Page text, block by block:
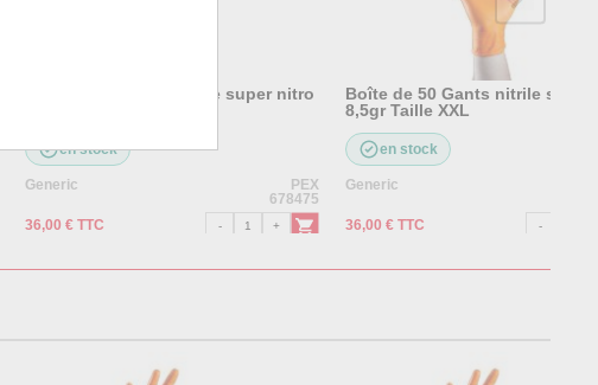
Boîte de 50 Gants nitrile super nitro
en stock
Generic
PEX
678475
36,00 € TTC
Boîte de 50 Gants nitrile super
8,5gr Taille XXL
en stock
Generic
36,00 € TTC